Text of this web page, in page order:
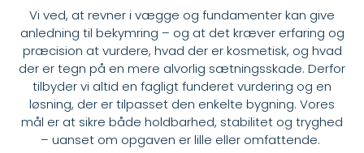
Vi ved, at revner i vægge og fundamenter kan give
anledning til bekymring – og at det kræver erfaring og
præcision at vurdere, hvad der er kosmetisk, og hvad
der er tegn på en mere alvorlig sætningsskade. Derfor
tilbyder vi altid en fagligt funderet vurdering og en
løsning, der er tilpasset den enkelte bygning. Vores
mål er at sikre både holdbarhed, stabilitet og tryghed
– uanset om opgaven er lille eller omfattende.